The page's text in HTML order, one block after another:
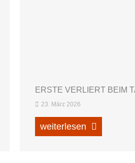
ERSTE VERLIERT BEIM
23. März 2026
weiterlesen